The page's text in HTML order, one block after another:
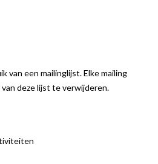
van een mailinglijst. Elke mailing
deze lijst te verwijderen.